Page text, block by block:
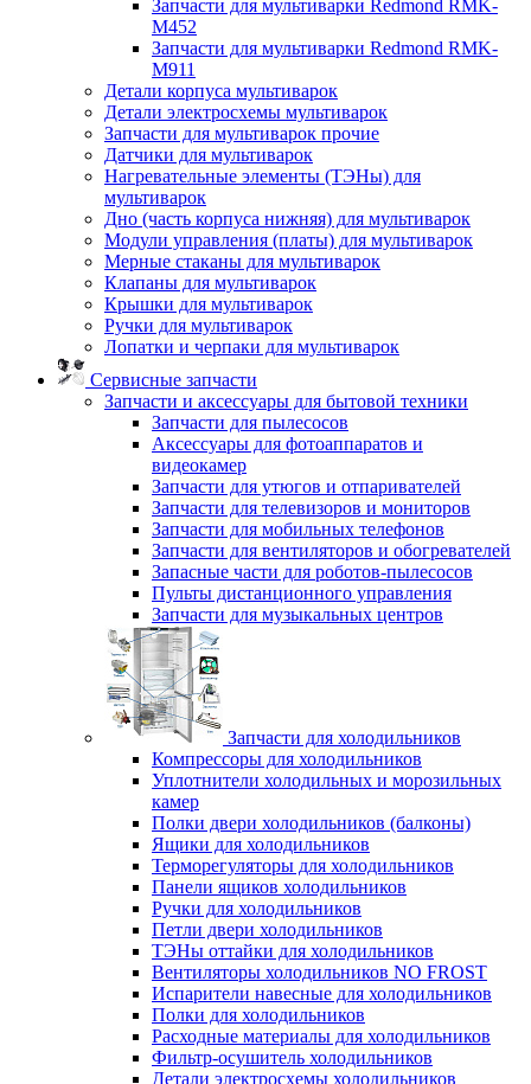
Запчасти для мультиварки Redmond RMK-
M452
Запчасти для мультиварки Redmond RMK-
M911
Детали корпуса мультиварок
Детали электросхемы мультиварок
Запчасти для мультиварок прочие
Датчики для мультиварок
Нагревательные элементы (ТЭНы) для
мультиварок
Дно (часть корпуса нижняя) для мультиварок
Модули управления (платы) для мультиварок
Мерные стаканы для мультиварок
Клапаны для мультиварок
Крышки для мультиварок
Ручки для мультиварок
Лопатки и черпаки для мультиварок
Сервисные запчасти
Запчасти и аксессуары для бытовой техники
Запчасти для пылесосов
Аксессуары для фотоаппаратов и
видеокамер
Запчасти для утюгов и отпаривателей
Запчасти для телевизоров и мониторов
Запчасти для мобильных телефонов
Запчасти для вентиляторов и обогревателей
Запасные части для роботов-пылесосов
Пульты дистанционного управления
Запчасти для музыкальных центров
Запчасти для холодильников
Компрессоры для холодильников
Уплотнители холодильных и морозильных
камер
Полки двери холодильников (балконы)
Ящики для холодильников
Терморегуляторы для холодильников
Панели ящиков холодильников
Ручки для холодильников
Петли двери холодильников
ТЭНы оттайки для холодильников
Вентиляторы холодильников NO FROST
Испарители навесные для холодильников
Полки для холодильников
Расходные материалы для холодильников
Фильтр-осушитель холодильников
Детали электросхемы холодильников